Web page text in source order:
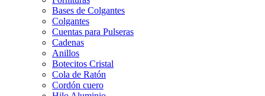
Bases de Colgantes
Colgantes
Cuentas para Pulseras
Cadenas
Anillos
Botecitos Cristal
Cola de Ratón
Cordón cuero